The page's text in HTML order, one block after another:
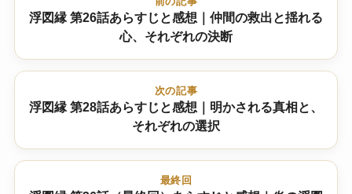
浮図縁 第26話あらすじと感想｜仲間の救出と揺れる
心、それぞれの決断
次の記事
浮図縁 第28話あらすじと感想｜明かされる真相と、
それぞれの選択
最終回